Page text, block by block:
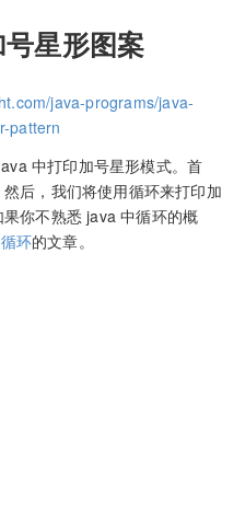
星形图案
java-programs/java-
pattern
中打印加号星形模式。首
后，我们将使用循环来打印加
你不熟悉 java 中循环的概
循环的文章。